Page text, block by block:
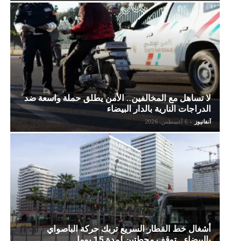
لا تساهل مع المخالفين.. الأمن يطلق حملة واسعة ضد
الدراجات النارية بالدار البيضاء
آنفانيوز - 6 أغسطس، 2026
أشغال خط القطار السريع تربك حركة الباصواي